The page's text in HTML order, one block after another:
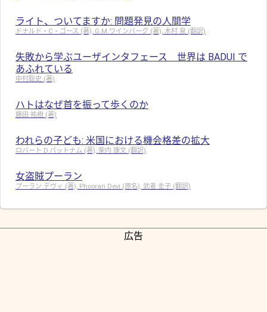
ライト、ついてますか: 問題発見の人間学
ドナルド・C・ゴース (著), G.M.ワインバーグ (著), 木村 泉 (翻訳)
失敗から学ぶユーザインタフェース 世界は BADUI で
あふれている
中村聡史 (著)
ハトはなぜ首を振って歩くのか
藤田 祐樹 (著)
われらの子ども: 米国における機会格差の拡大
ロバート D.パットナム (著), 柴内 康文 (翻訳)
女盗賊プーラン
プーラン デヴィ (著), Phooran Devi (原名), 武者 圭子 (翻訳)
広告